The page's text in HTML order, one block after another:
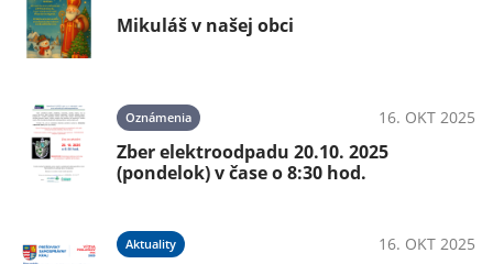
Mikuláš v našej obci
Oznámenia 16. OKT 2025
Zber elektroodpadu 20.10. 2025
(pondelok) v čase o 8:30 hod.
Aktuality 16. OKT 2025